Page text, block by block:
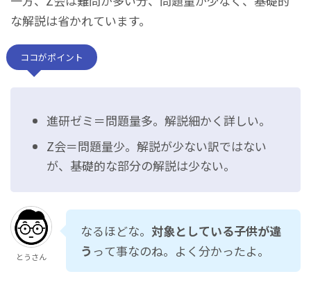
な解説は省かれています。
ココがポイント
進研ゼミ＝問題量多。解説細かく詳しい。
Z会＝問題量少。解説が少ない訳ではない
が、基礎的な部分の解説は少ない。
とうさん
なるほどな。 対象としている子供が違
う って事なのね。よく分かったよ。